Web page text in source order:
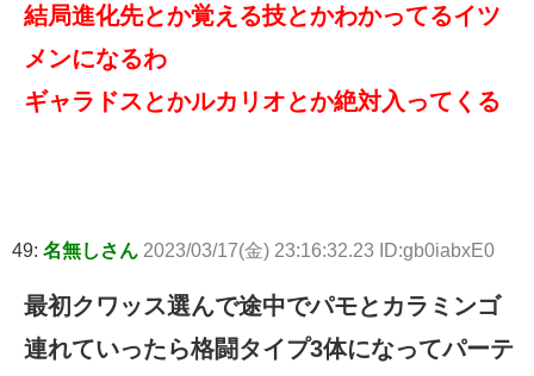
結局進化先とか覚える技とかわかってるイツ
メンになるわ
ギャラドスとかルカリオとか絶対入ってくる
49: 名無しさん 2023/03/17(金) 23:16:32.23 ID:gb0iabxE0
最初クワッス選んで途中でパモとカラミンゴ
連れていったら格闘タイプ3体になってパーテ